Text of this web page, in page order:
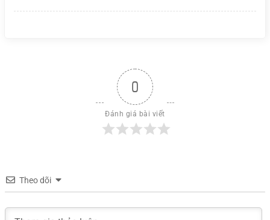
0
Đánh giá bài viết
Theo dõi